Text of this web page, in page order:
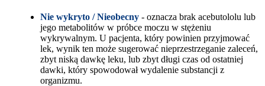
Nie wykryto / Nieobecny - oznacza brak acebutololu lub
jego metabolitów w próbce moczu w stężeniu
wykrywalnym. U pacjenta, który powinien przyjmować
lek, wynik ten może sugerować nieprzestrzeganie zaleceń,
zbyt niską dawkę leku, lub zbyt długi czas od ostatniej
dawki, który spowodował wydalenie substancji z
organizmu.